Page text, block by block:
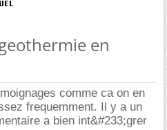
en
comme ca on en
frequemment. Il y a un
a bien int&#233;grer